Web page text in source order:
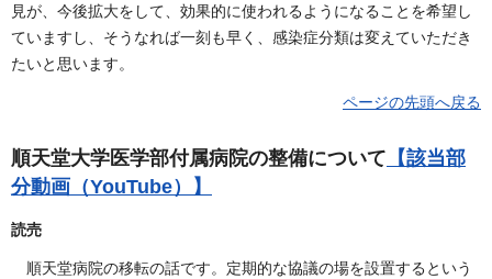
見が、今後拡大をして、効果的に使われるようになることを希望し
ていますし、そうなれば一刻も早く、感染症分類は変えていただき
たいと思います。
ページの先頭へ戻る
順天堂大学医学部付属病院の整備について 【該当部
分動画（YouTube）】
読売
順天堂病院の移転の話です。定期的な協議の場を設置するという